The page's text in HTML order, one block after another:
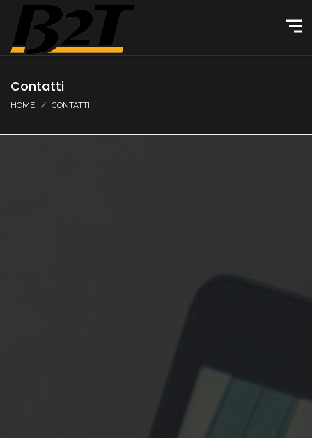
Contatti
HOME CONTATTI